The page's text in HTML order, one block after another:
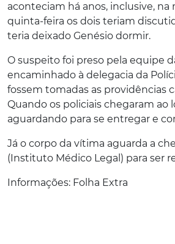
aconteciam há anos, inclusive,
quinta-feira os dois teriam
teria deixado Genésio dormir.
O suspeito foi preso pela equipe
encaminhado à delegacia da
fossem tomadas as providências
Quando os policiais chegaram ao
aguardando para se entregar e
Já o corpo da vítima aguarda a
(Instituto Médico Legal) para ser
Informações: Folha Extra